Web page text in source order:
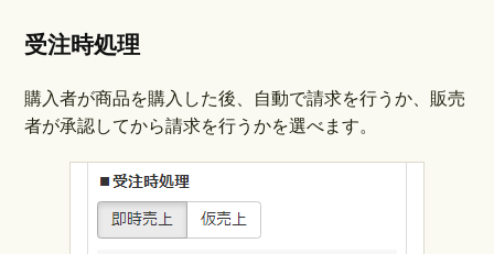
受注時処理
購入者が商品を購入した後、自動で請求を行うか、販売
者が承認してから請求を行うかを選べます。